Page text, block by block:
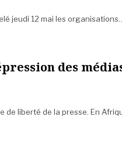
jeudi 12 mai les
des
de liberté de la presse. En